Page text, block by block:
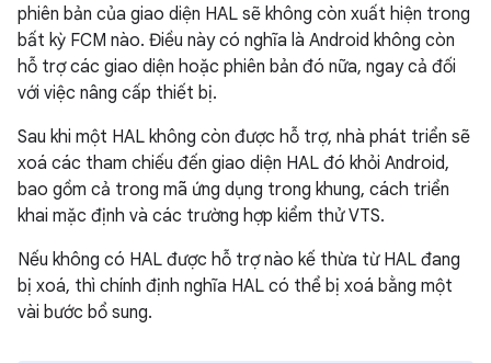
phiên bản của giao diện HAL sẽ không còn xuất hiện trong
bất kỳ FCM nào. Điều này có nghĩa là Android không còn
hỗ trợ các giao diện hoặc phiên bản đó nữa, ngay cả đối
với việc nâng cấp thiết bị.
Sau khi một HAL không còn được hỗ trợ, nhà phát triển sẽ
xoá các tham chiếu đến giao diện HAL đó khỏi Android,
bao gồm cả trong mã ứng dụng trong khung, cách triển
khai mặc định và các trường hợp kiểm thử VTS.
Nếu không có HAL được hỗ trợ nào kế thừa từ HAL đang
bị xoá, thì chính định nghĩa HAL có thể bị xoá bằng một
vài bước bổ sung.